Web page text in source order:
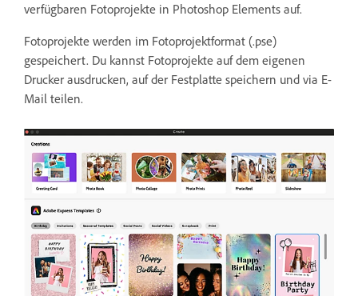
verfügbaren Fotoprojekte in Photoshop Elements auf.
Fotoprojekte werden im Fotoprojektformat (.pse)
gespeichert. Du kannst Fotoprojekte auf dem eigenen
Drucker ausdrucken, auf der Festplatte speichern und via E-
Mail teilen.